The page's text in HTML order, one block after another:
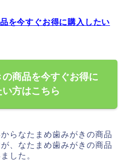
を今すぐお得に購入したい
商品を今すぐお得に
方はこちら
らなたまめ歯みがきの商品
、なたまめ歯みがきの商品
した。